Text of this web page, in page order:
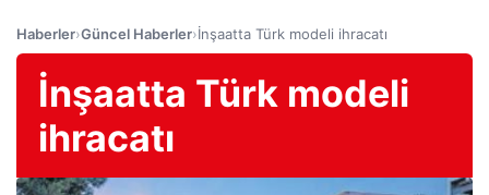
Haberler›Güncel Haberler›İnşaatta Türk modeli ihracatı
İnşaatta Türk modeli
ihracatı